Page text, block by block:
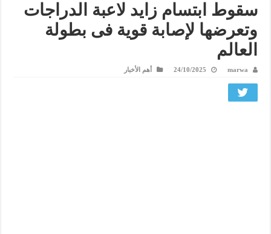
سقوط ابتسام زايد لاعبة الدراجات
وتعرضها لإصابة قوية فى بطولة
العالم
marwa
24/10/2025 أهم الأخبار